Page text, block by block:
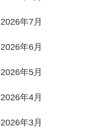
2026年7月
2026年6月
2026年5月
2026年4月
2026年3月